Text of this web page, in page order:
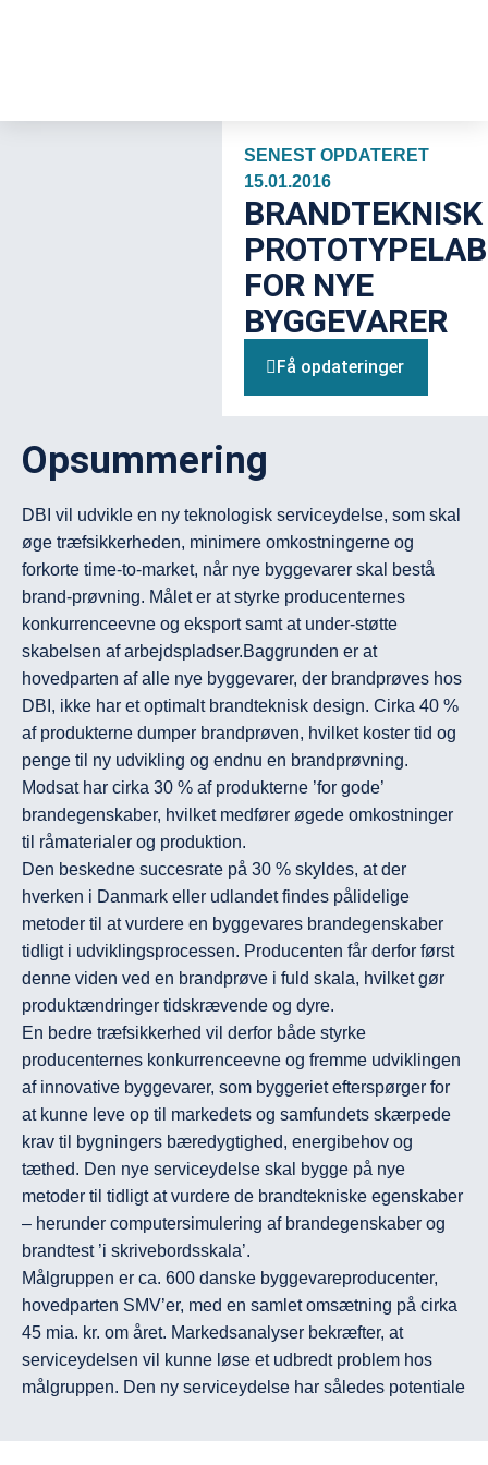
SENEST OPDATERET
15.01.2016
BRANDTEKNISK
PROTOTYPELAB
FOR NYE
BYGGEVARER
Få opdateringer
Opsummering
DBI vil udvikle en ny teknologisk serviceydelse, som skal
øge træfsikkerheden, minimere omkostningerne og
forkorte time-to-market, når nye byggevarer skal bestå
brand-prøvning. Målet er at styrke producenternes
konkurrenceevne og eksport samt at under-støtte
skabelsen af arbejdspladser.Baggrunden er at
hovedparten af alle nye byggevarer, der brandprøves hos
DBI, ikke har et optimalt brandteknisk design. Cirka 40 %
af produkterne dumper brandprøven, hvilket koster tid og
penge til ny udvikling og endnu en brandprøvning.
Modsat har cirka 30 % af produkterne ’for gode’
brandegenskaber, hvilket medfører øgede omkostninger
til råmaterialer og produktion.
Den beskedne succesrate på 30 % skyldes, at der
hverken i Danmark eller udlandet findes pålidelige
metoder til at vurdere en byggevares brandegenskaber
tidligt i udviklingsprocessen. Producenten får derfor først
denne viden ved en brandprøve i fuld skala, hvilket gør
produktændringer tidskrævende og dyre.
En bedre træfsikkerhed vil derfor både styrke
producenternes konkurrenceevne og fremme udviklingen
af innovative byggevarer, som byggeriet efterspørger for
at kunne leve op til markedets og samfundets skærpede
krav til bygningers bæredygtighed, energibehov og
tæthed. Den nye serviceydelse skal bygge på nye
metoder til tidligt at vurdere de brandtekniske egenskaber
– herunder computersimulering af brandegenskaber og
brandtest ’i skrivebordsskala’.
Målgruppen er ca. 600 danske byggevareproducenter,
hovedparten SMV’er, med en samlet omsætning på cirka
45 mia. kr. om året. Markedsanalyser bekræfter, at
serviceydelsen vil kunne løse et udbredt problem hos
målgruppen. Den ny serviceydelse har således potentiale
byggevarer, fastslår civilingeniør Rasmus Budde fra